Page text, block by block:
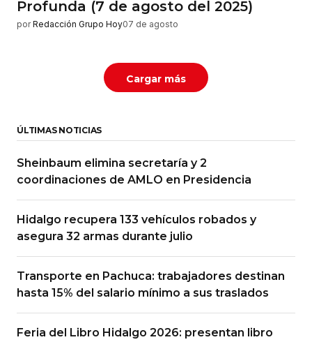
Profunda (7 de agosto del 2025)
por Redacción Grupo Hoy07 de agosto
Cargar más
ÚLTIMAS NOTICIAS
Sheinbaum elimina secretaría y 2
coordinaciones de AMLO en Presidencia
Hidalgo recupera 133 vehículos robados y
asegura 32 armas durante julio
Transporte en Pachuca: trabajadores destinan
hasta 15% del salario mínimo a sus traslados
Feria del Libro Hidalgo 2026: presentan libro